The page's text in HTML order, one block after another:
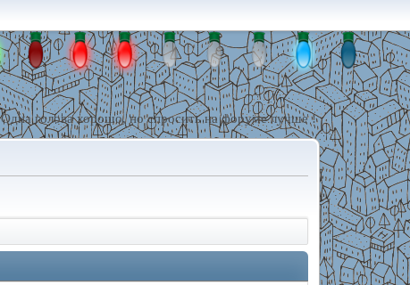
Одна голова хорошо, но спросить на форуме лучше !